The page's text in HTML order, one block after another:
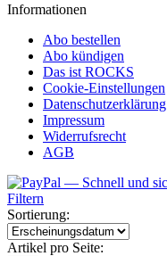
Informationen
Abo bestellen
Abo kündigen
Das ist ROCKS
Cookie-Einstellungen
Datenschutzerklärung
Impressum
Widerrufsrecht
AGB
Filtern
Sortierung:
Artikel pro Seite: